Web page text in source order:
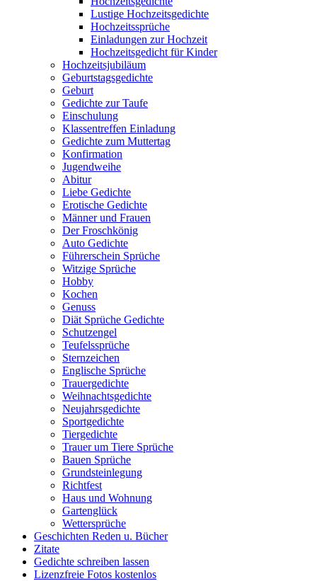
Lustige Hochzeitsgedichte
Hochzeitssprüche
Einladungen zur Hochzeit
Hochzeitsgedicht für Kinder
Hochzeitsjubiläum
Geburtstagsgedichte
Geburt
Gedichte zur Taufe
Einschulung
Klassentreffen Einladung
Gedichte zum Muttertag
Konfirmation
Jugendweihe
Abitur
Liebe Gedichte
Erotische Gedichte
Männer und Frauen
Der Froschkönig
Auto Gedichte
Führerschein Sprüche
Witzige Sprüche
Hobby
Kochen
Genuss
Diät Sprüche Gedichte
Schutzengel
Teufelssprüche
Sternzeichen
Englische Sprüche
Trauergedichte
Weihnachtsgedichte
Neujahrsgedichte
Sportgedichte
Tiergedichte
Trauer um Tiere Sprüche
Bauen Sprüche
Grundsteinlegung
Richtfest
Haus und Wohnung
Gartenglück
Wettersprüche
Geschichten Reden u. Bücher
Zitate
Gedichte schreiben lassen
Lizenzfreie Fotos kostenlos